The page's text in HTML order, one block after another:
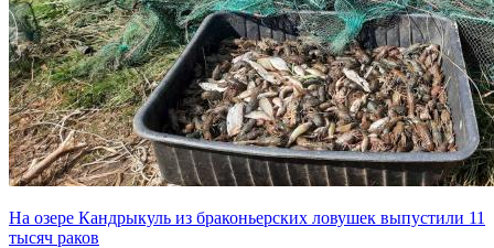
На озере Кандрыкуль из браконьерских ловушек выпустили 11
тысяч раков